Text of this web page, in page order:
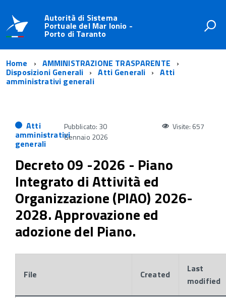
Autorità di Sistema
Portuale del Mar Ionio -
Porto di Taranto
Home AMMINISTRAZIONE TRASPARENTE
Disposizioni Generali Atti Generali Atti
amministrativi generali
Atti
amministrativi
generali
Pubblicato: 30
Gennaio 2026
Visite: 657
Decreto 09 -2026 - Piano
Integrato di Attività ed
Organizzazione (PIAO) 2026-
2028. Approvazione ed
adozione del Piano.
File Created
Last
modified